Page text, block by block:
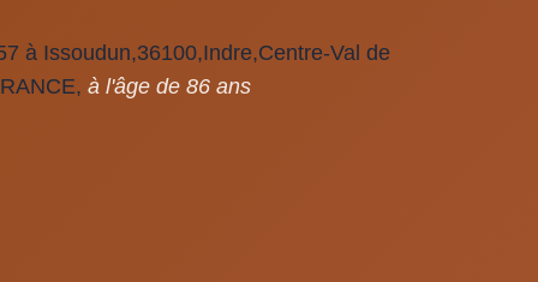
à Issoudun,36100,Indre,Centre-Val de
à l'âge de 86 ans